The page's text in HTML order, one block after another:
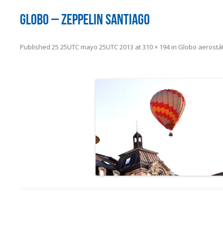
globo – Zeppelin Santiago
Published 25 25UTC mayo 25UTC 2013 at310 × 194in Globo